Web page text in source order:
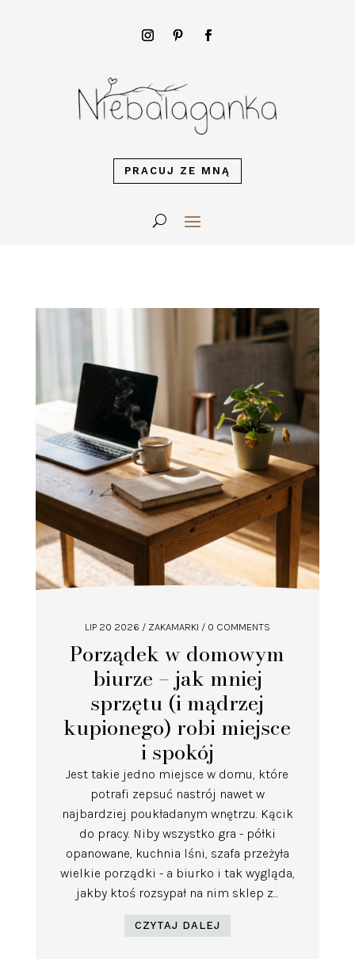
PRACUJ ZE MNĄ
Porządek w domowym
biurze – jak mniej
sprzętu (i mądrzej
kupionego) robi miejsce
i spokój
LIP 20 2026 / ZAKAMARKI / 0 COMMENTS
Jest takie jedno miejsce w domu, które
potrafi zepsuć nastrój nawet w
najbardziej poukładanym wnętrzu. Kącik
do pracy. Niby wszystko gra - półki
opanowane, kuchnia lśni, szafa przeżyła
wielkie porządki - a biurko i tak wygląda,
jakby ktoś rozsypał na nim sklep z...
CZYTAJ DALEJ